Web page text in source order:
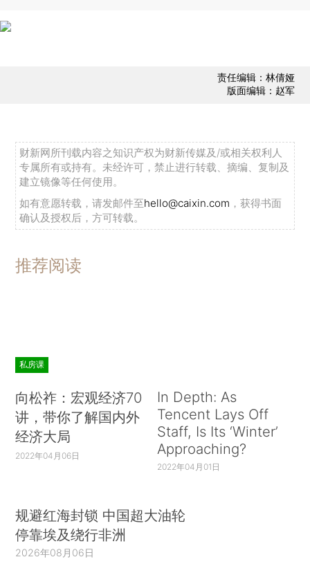
责任编辑：林倩娅
版面编辑：赵军
财新网所刊载内容之知识产权为财新传媒及/或相关权利人
专属所有或持有。未经许可，禁止进行转载、摘编、复制及
建立镜像等任何使用。
如有意愿转载，请发邮件至hello@caixin.com ，获得书面
确认及授权后，方可转载。
推荐阅读
私房课
向松祚：宏观经济70
讲，带你了解国内外
经济大局
2022年04月06日
In Depth: As
Tencent Lays Off
Staff, Is Its ‘Winter’
Approaching?
2022年04月01日
规避红海封锁 中国超大油轮
停靠埃及绕行非洲
2026年08月06日